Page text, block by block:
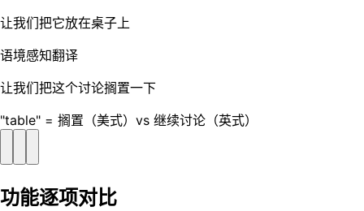
让我们把它放在桌子上
语境感知翻译
让我们把这个讨论搁置一下
"table" = 搁置（美式）vs 继续讨论（英式）
功能逐项对比